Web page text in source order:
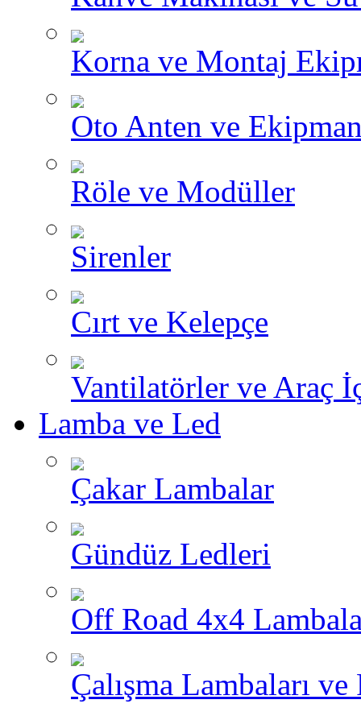
Korna ve Montaj
Oto Anten ve
Röle ve Modüller
Sirenler
Cırt ve Kelepçe
Vantilatörler ve Araç
Lamba ve Led
Çakar Lambalar
Gündüz Ledleri
Off Road 4x4
Çalışma Lambaları